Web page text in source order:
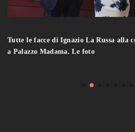
Tutte le facce di Ignazio La Russa alla
a Palazzo Madama. Le foto